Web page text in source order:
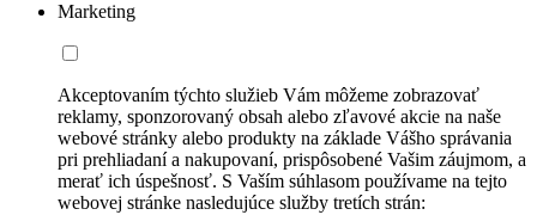
Marketing
Akceptovaním týchto služieb Vám môžeme zobrazovať
reklamy, sponzorovaný obsah alebo zľavové akcie na naše
webové stránky alebo produkty na základe Vášho správania
pri prehliadaní a nakupovaní, prispôsobené Vašim záujmom, a
merať ich úspešnosť. S Vaším súhlasom používame na tejto
webovej stránke nasledujúce služby tretích strán: